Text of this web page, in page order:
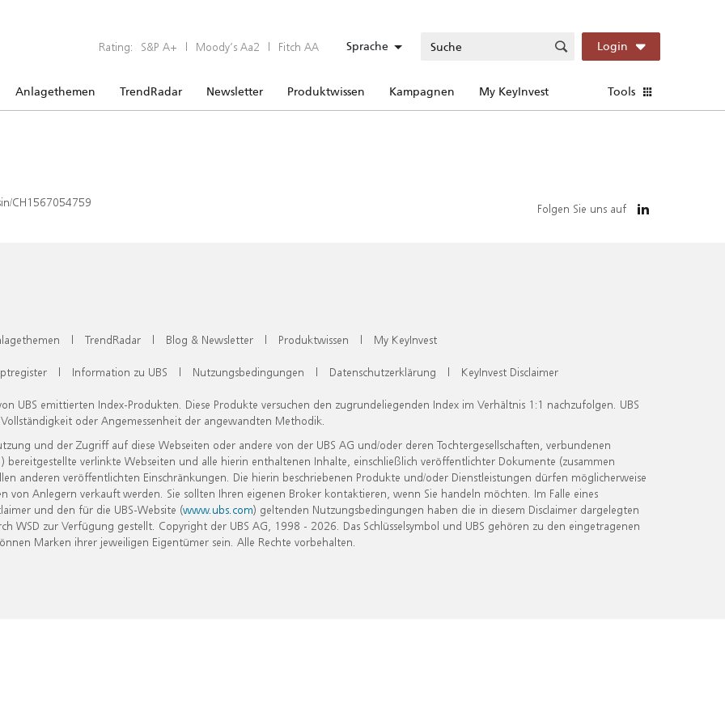
Rating: S&P A+ | Moody’s Aa2 | Fitch AA Sprache Login
Anlagethemen TrendRadar Newsletter Produktwissen Kampagnen My KeyInvest Tools
CH1567054759 Folgen Sie uns auf
| TrendRadar | Blog & Newsletter | Produktwissen | My KeyInvest
| Information zu UBS | Nutzungsbedingungen | Datenschutzerklärung | KeyInvest Disclaimer
UBS emittierten Index-Produkten. Diese Produkte versuchen den zugrundeliegenden Index im Verhältnis 1:1 nachzufolgen. UBS
oder Angemessenheit der angewandten Methodik.
und der Zugriff auf diese Webseiten oder andere von der UBS AG und/oder deren Tochtergesellschaften, verbundenen
verlinkte Webseiten und alle hierin enthaltenen Inhalte, einschließlich veröffentlichter Dokumente (zusammen
anderen veröffentlichten Einschränkungen. Die hierin beschriebenen Produkte und/oder Dienstleistungen dürfen möglicherweise
Anlegern verkauft werden. Sie sollten Ihren eigenen Broker kontaktieren, wenn Sie handeln möchten. Im Falle eines
und den für die UBS-Website (www.ubs.com) geltenden Nutzungsbedingungen haben die in diesem Disclaimer dargelegten
zur Verfügung gestellt. Copyright der UBS AG, 1998 - 2026. Das Schlüsselsymbol und UBS gehören zu den eingetragenen
Marken ihrer jeweiligen Eigentümer sein. Alle Rechte vorbehalten.